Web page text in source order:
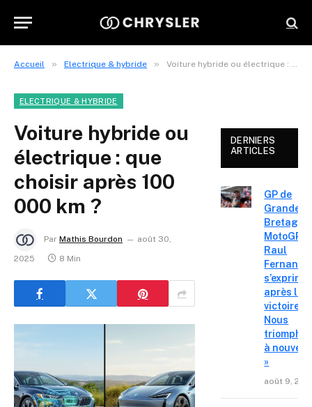
Accueil » Electrique & hybride » Voiture hybride ou électrique : que choisir après 100 000 km ?
ELECTRIQUE & HYBRIDE
Voiture hybride ou
électrique : que
choisir après 100
000 km ?
Par Mathis Bourdon
août 30,
2025
8 Min
DERNIERS
ARTICLES
GP de
Grande-
Bretagne
MotoGP :
Raul
s’exprime
après la
victoire «
Nous
à
»
août 9,